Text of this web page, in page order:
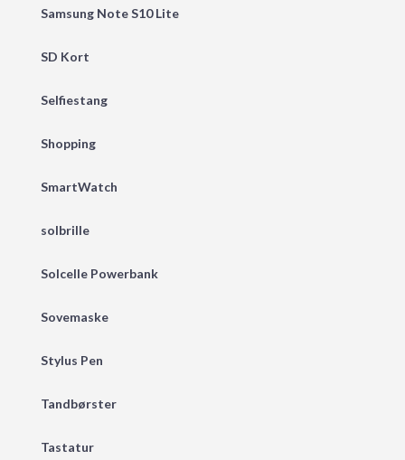
Samsung Note S10 Lite
SD Kort
Selfiestang
Shopping
SmartWatch
solbrille
Solcelle Powerbank
Sovemaske
Stylus Pen
Tandbørster
Tastatur